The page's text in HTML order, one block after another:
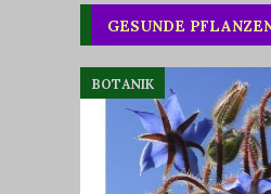
GESUNDE
BOTANIK